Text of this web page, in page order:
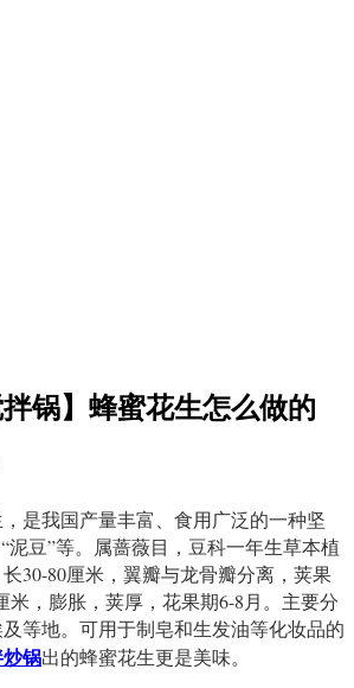
拌锅】蜂蜜花生怎么做的
是我国产量丰富、食用广泛的一种坚
泥豆”等。属蔷薇目，豆科一年生草本植
30-80厘米，翼瓣与龙骨瓣分离，荚果
米，膨胀，荚厚，花果期6-8月。主要分
等地。可用于制皂和生发油等化妆品的
锅出的蜂蜜花生更是美味。